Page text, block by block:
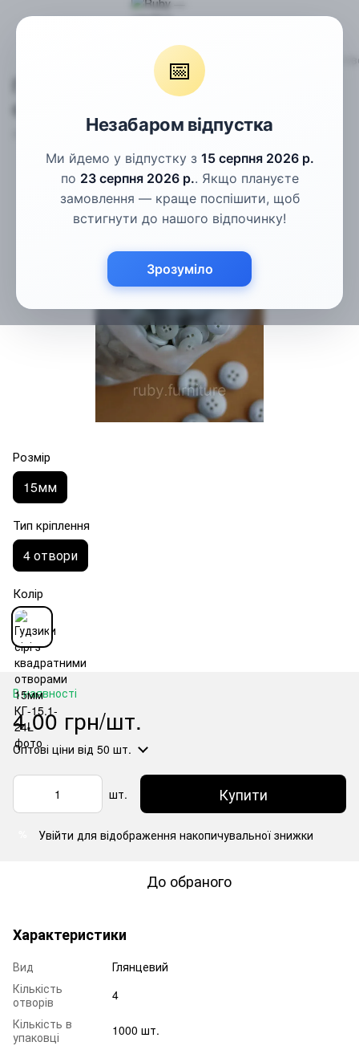
📅
Незабаром відпустка
Ми йдемо у відпустку з 15 серпня 2026 р.
по 23 серпня 2026 р.. Якщо плануєте
замовлення — краще поспішити, щоб
встигнути до нашого відпочинку!
Зрозуміло
Костюмні гудзики Гудзики сірі з квадратними
Гудзики сірі з квадратними
отворами 15мм
КГ-15.1-24L Написати відгук
Розмір
15мм
Тип кріплення
4 отвори
Колір
В наявності
4.00 грн/шт.
Оптові ціни від 50 шт.
шт. Купити
Увійти для відображення накопичувальної знижки
До обраного
Характеристики
Вид
Глянцевий
Кількість
отворів
4
Кількість в
упаковці
1000 шт.